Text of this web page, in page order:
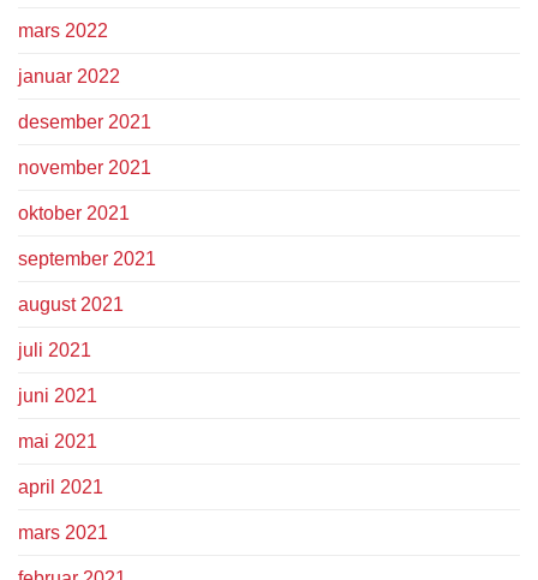
mars 2022
januar 2022
desember 2021
november 2021
oktober 2021
september 2021
august 2021
juli 2021
juni 2021
mai 2021
april 2021
mars 2021